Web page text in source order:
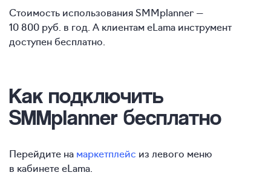
Стоимость использования SMMplanner —
10 800 руб. в год. А клиентам eLama инструмент
доступен бесплатно.
Как подключить
SMMplanner бесплатно
Перейдите на маркетплейс из левого меню
в кабинете eLama.